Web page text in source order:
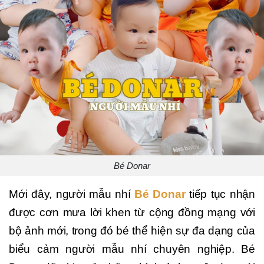
Bé Donar
Mới đây, người mẫu nhí Bé Donartiếp tục nhận
được cơn mưa lời khen từ cộng đồng mạng với
bộ ảnh mới, trong đó bé thể hiện sự đa dạng của
biểu cảm người mẫu nhí chuyên nghiệp. Bé